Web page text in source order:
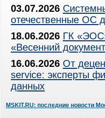
03.07.2026
отечественные ОС
18.06.2026 ГК
«Весенний
16.06.2026 От
service: эксперты
данных
MSKIT.RU: последние новости